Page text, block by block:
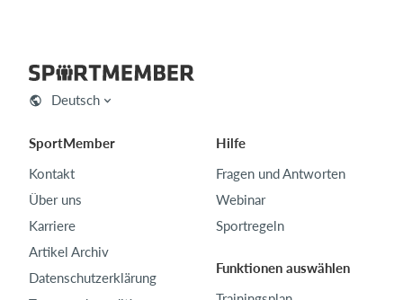
Deutsch
SportMember
Kontakt
Über uns
Karriere
Artikel Archiv
Datenschutzerklärung
Hilfe
Fragen und Antworten
Webinar
Sportregeln
Funktionen auswählen